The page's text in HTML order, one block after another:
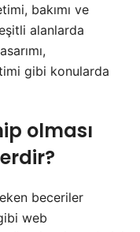
bakımı ve
alanlarda
gibi konularda
olması
beceriler
web